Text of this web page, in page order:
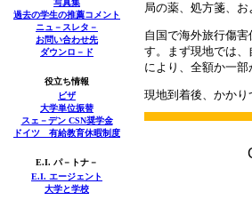
写真集
過去の学生の推薦コメント
ニュ－スレタ－
お問い合わせ先
ダウンロ－ド
役立ち情報
ビザ
大学単位振替
スェ－デン CSN奨学金
ドイツ 有給教育休暇制度
E.I. パ－トナ－
E.I. エージェント
大学と学校
局の薬、処方箋、
自国で海外旅行傷
す。まず現地では
により、全額か一
現地到着後、かか